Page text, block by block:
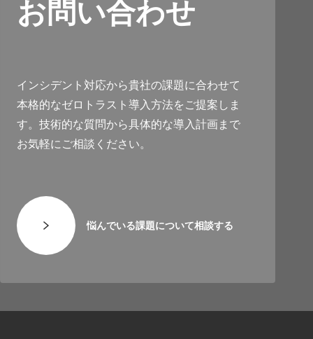
お問い合わせ
インシデント対応から貴社の課題に合わせて
本格的なゼロトラスト導入方法をご提案しま
す。技術的な質問から具体的な導入計画まで
お気軽にご相談ください。
悩んでいる課題について相談する